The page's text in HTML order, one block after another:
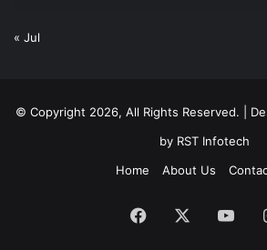
« Jul
© Copyright 2026, All Rights Reserved. |
byRST Infotech
Home
About Us
Facebook